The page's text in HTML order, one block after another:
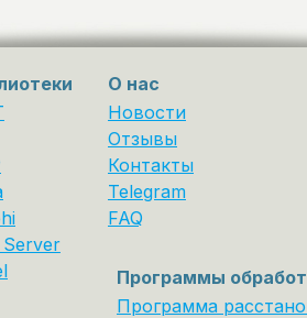
Server
О нас
Новости
Отзывы
Контакты
Telegram
FAQ
Программы
Программа